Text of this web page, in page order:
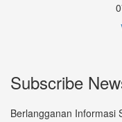
Subscribe
Berlangganan Informasi